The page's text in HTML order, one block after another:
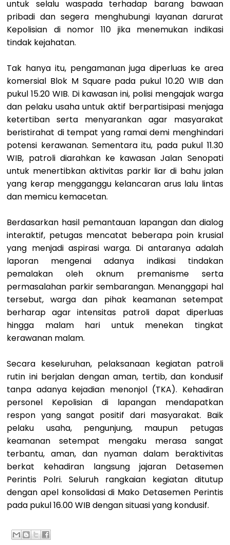
untuk selalu waspada terhadap barang bawaan
pribadi dan segera menghubungi layanan darurat
Kepolisian di nomor 110 jika menemukan indikasi
tindak kejahatan.
Tak hanya itu, pengamanan juga diperluas ke area
komersial Blok M Square pada pukul 10.20 WIB dan
pukul 15.20 WIB. Di kawasan ini, polisi mengajak warga
dan pelaku usaha untuk aktif berpartisipasi menjaga
ketertiban serta menyarankan agar masyarakat
beristirahat di tempat yang ramai demi menghindari
potensi kerawanan. Sementara itu, pada pukul 11.30
WIB, patroli diarahkan ke kawasan Jalan Senopati
untuk menertibkan aktivitas parkir liar di bahu jalan
yang kerap mengganggu kelancaran arus lalu lintas
dan memicu kemacetan.
Berdasarkan hasil pemantauan lapangan dan dialog
interaktif, petugas mencatat beberapa poin krusial
yang menjadi aspirasi warga. Di antaranya adalah
laporan mengenai adanya indikasi tindakan
pemalakan oleh oknum premanisme serta
permasalahan parkir sembarangan. Menanggapi hal
tersebut, warga dan pihak keamanan setempat
berharap agar intensitas patroli dapat diperluas
hingga malam hari untuk menekan tingkat
kerawanan malam.
Secara keseluruhan, pelaksanaan kegiatan patroli
rutin ini berjalan dengan aman, tertib, dan kondusif
tanpa adanya kejadian menonjol (TKA). Kehadiran
personel Kepolisian di lapangan mendapatkan
respon yang sangat positif dari masyarakat. Baik
pelaku usaha, pengunjung, maupun petugas
keamanan setempat mengaku merasa sangat
terbantu, aman, dan nyaman dalam beraktivitas
berkat kehadiran langsung jajaran Detasemen
Perintis Polri. Seluruh rangkaian kegiatan ditutup
dengan apel konsolidasi di Mako Detasemen Perintis
pada pukul 16.00 WIB dengan situasi yang kondusif.